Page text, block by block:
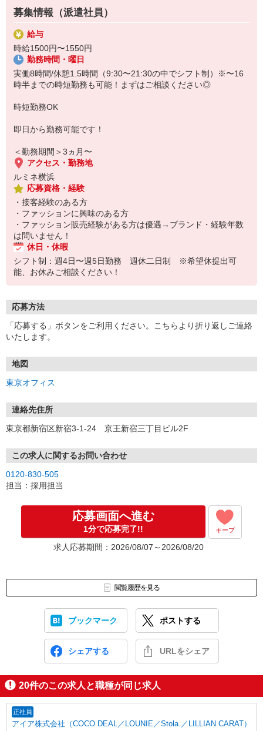
トレンド感溢れるアイテムの接客をしたい方におすすめ。
《ブランド説明》
IENA （イエナ）
「しなやかで知性を感じる女性の上品で洗練されたスタイリング」
がコンセプト。
着心地の良さとディテールにこだわったリアルクローズを展開して
おり、オン・オフ問わず着用できるタイムレスなデザインが特徴。
《お仕事内容》
レジや商品のお包み、商品の在庫管理、社員様のサポート業務等。
社割【40〜60％OFF】にて購入し着用いただきます。
募集情報（派遣社員）
給与
時給1500円〜1550円
勤務時間・曜日
実働8時間/休憩1.5時間（9:30〜21:30の中でシフト制）※〜16
時半までの時短勤務も可能！まずはご相談ください◎
時短勤務OK
即日から勤務可能です！
＜勤務期間＞3ヵ月〜
アクセス・勤務地
ルミネ横浜
応募資格・経験
・接客経験のある方
・ファッションに興味のある方
・ファッション販売経験がある方は優遇→ブランド・経験年数
は問いません！
休日・休暇
シフト制：週4日〜週5日勤務 週休二日制 ※希望休提出可
能、お休みご相談ください！
応募方法
「応募する」ボタンをご利用ください。こちらより折り返しご連絡
いたします。
地図
東京オフィス
連絡先住所
東京都新宿区新宿3-1-24 京王新宿三丁目ビル2F
この求人に関するお問い合わせ
0120-830-505
担当：採用担当
応募画面へ進む
1分で応募完了!! キープ
求人応募期間：2026/08/07～2026/08/20
閲覧履歴を見る
ブックマーク ポストする
シェアする URLをシェア
20件のこの求人と職種が同じ求人
正社員
アイア株式会社（COCO DEAL／LOUNIE／Stola.／LILLIAN CARAT）